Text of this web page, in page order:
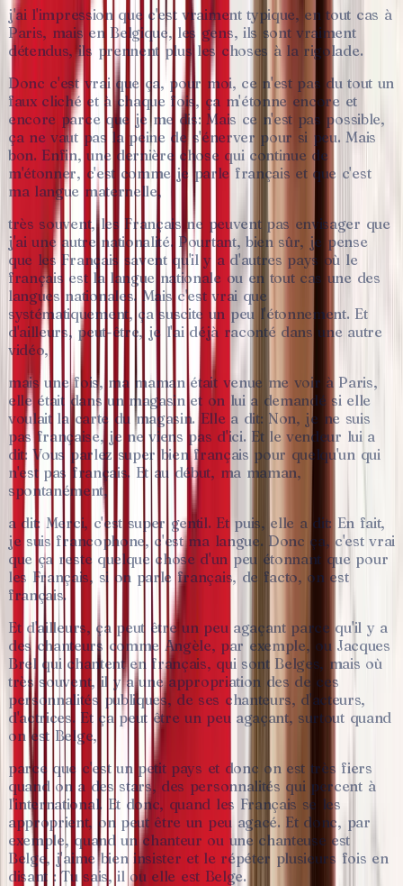
j'ai l'impression que c'est vraiment typique, en tout cas à
Paris, mais en Belgique, les gens, ils sont vraiment
détendus, ils prennent plus les choses à la rigolade.
Donc c'est vrai que ça, pour moi, ce n'est pas du tout un
faux cliché et à chaque fois, ça m'étonne encore et
encore parce que je me dis: Mais ce n'est pas possible,
ça ne vaut pas la peine de s'énerver pour si peu. Mais
bon. Enfin, une dernière chose qui continue de
m'étonner, c'est comme je parle français et que c'est
ma langue maternelle,
très souvent, les Français ne peuvent pas envisager que
j'ai une autre nationalité. Pourtant, bien sûr, je pense
que les Français savent qu'il y a d'autres pays où le
français est la langue nationale ou en tout cas une des
langues nationales. Mais c'est vrai que
systématiquement, ça suscite un peu l'étonnement. Et
d'ailleurs, peut-être, je l'ai déjà raconté dans une autre
vidéo,
mais une fois, ma maman était venue me voir à Paris,
elle était dans un magasin et on lui a demandé si elle
voulait la carte du magasin. Elle a dit: Non, je ne suis
pas française, je ne viens pas d'ici. Et le vendeur lui a
dit: Vous parlez super bien français pour quelqu'un qui
n'est pas français. Et au début, ma maman,
spontanément,
a dit: Merci, c'est super gentil. Et puis, elle a dit: En fait,
je suis francophone, c'est ma langue. Donc ça, c'est vrai
que ça reste quelque chose d'un peu étonnant que pour
les Français, si on parle français, de facto, on est
français.
Et d'ailleurs, ça peut être un peu agaçant parce qu'il y a
des chanteurs comme Angèle, par exemple, ou Jacques
Brel qui chantent en français, qui sont Belges, mais où
très souvent, il y a une appropriation des de ces
personnalités publiques, de ses chanteurs, d'acteurs,
d'actrices. Et ça peut être un peu agaçant, surtout quand
on est Belge,
parce que c'est un petit pays et donc on est très fiers
quand on a des stars, des personnalités qui percent à
l'international. Et donc, quand les Français se les
approprient, on peut être un peu agacé. Et donc, par
exemple, quand un chanteur ou une chanteuse est
Belge, j'aime bien insister et le répéter plusieurs fois en
disant : Tu sais, il ou elle est Belge.